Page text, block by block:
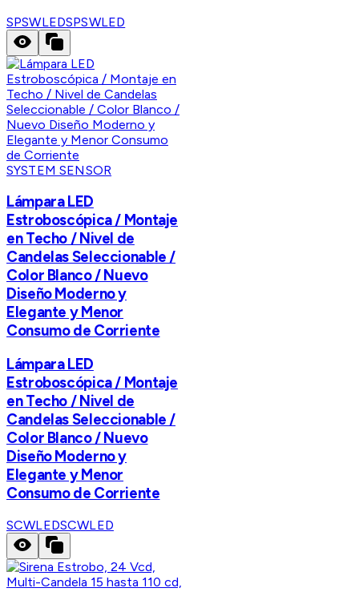
SPSWLEDSPSWLED
SYSTEM SENSOR
Lámpara LED
Estroboscópica / Montaje
en Techo / Nivel de
Candelas Seleccionable /
Color Blanco / Nuevo
Diseño Moderno y
Elegante y Menor
Consumo de Corriente
Lámpara LED
Estroboscópica / Montaje
en Techo / Nivel de
Candelas Seleccionable /
Color Blanco / Nuevo
Diseño Moderno y
Elegante y Menor
Consumo de Corriente
SCWLEDSCWLED